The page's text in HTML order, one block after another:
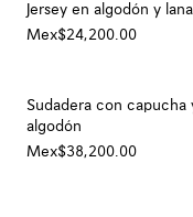
Jersey en algodón y lana
Mex$24,200.00
Sudadera con capucha
algodón
Mex$38,200.00